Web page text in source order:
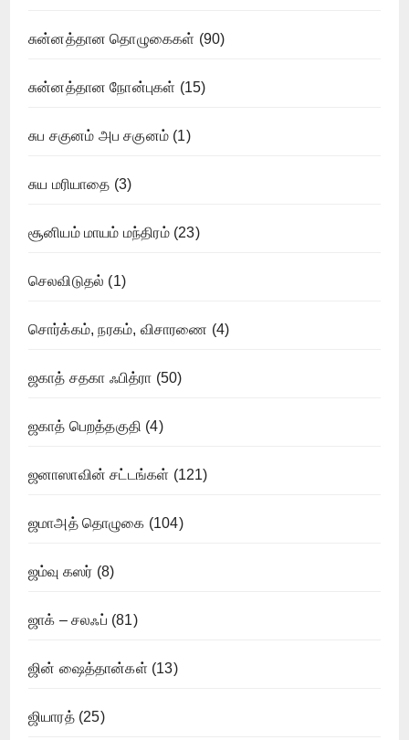
சுன்னத்தான தொழுகைகள் (90)
சுன்னத்தான நோன்புகள் (15)
சுப சகுனம் அப சகுனம் (1)
சுய மரியாதை (3)
சூனியம் மாயம் மந்திரம்(23)
செலவிடுதல் (1)
சொர்க்கம், நரகம், விசாரணை (4)
ஜகாத் சதகா ஃபித்ரா (50)
ஜகாத் பெறத்தகுதி (4)
ஜனாஸாவின் சட்டங்கள் (121)
ஜமாஅத் தொழுகை (104)
ஜம்வு கஸர் (8)
ஜாக் – சலஃப் (81)
ஜின் ஷைத்தான்கள் (13)
ஜியாரத்(25)